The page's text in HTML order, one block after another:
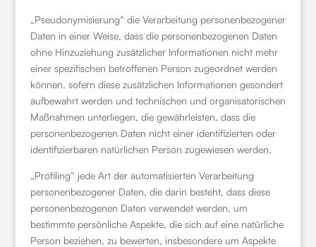
„Pseudonymisierung“ die Verarbeitung personenbezogener
Daten in einer Weise, dass die personenbezogenen Daten
ohne Hinzuziehung zusätzlicher Informationen nicht mehr
einer spezifischen betroffenen Person zugeordnet werden
können, sofern diese zusätzlichen Informationen gesondert
aufbewahrt werden und technischen und organisatorischen
Maßnahmen unterliegen, die gewährleisten, dass die
personenbezogenen Daten nicht einer identifizierten oder
identifizierbaren natürlichen Person zugewiesen werden.
„Profiling“ jede Art der automatisierten Verarbeitung
personenbezogener Daten, die darin besteht, dass diese
personenbezogenen Daten verwendet werden, um
bestimmte persönliche Aspekte, die sich auf eine natürliche
Person beziehen, zu bewerten, insbesondere um Aspekte